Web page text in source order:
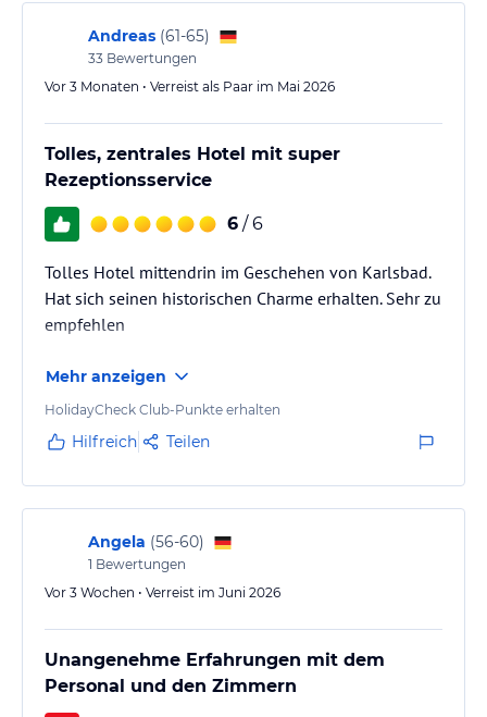
Andreas (61-65)
33 Bewertungen
Vor 3 Monaten • Verreist als Paar im Mai 2026
Tolles, zentrales Hotel mit super
Rezeptionsservice
6 / 6
Tolles Hotel mittendrin im Geschehen von Karlsbad.
Hat sich seinen historischen Charme erhalten. Sehr zu
empfehlen
Mehr anzeigen
HolidayCheck Club-Punkte erhalten
Hilfreich Teilen
Angela (56-60)
1 Bewertungen
Vor 3 Wochen • Verreist im Juni 2026
Unangenehme Erfahrungen mit dem
Personal und den Zimmern